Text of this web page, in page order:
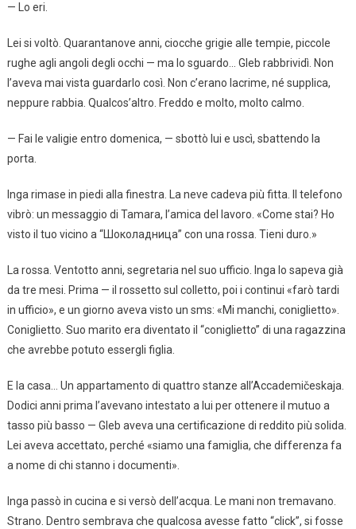
— Lo eri.
Lei si voltò. Quarantanove anni, ciocche grigie alle tempie, piccole
rughe agli angoli degli occhi — ma lo sguardo… Gleb rabbrividì. Non
l’aveva mai vista guardarlo così. Non c’erano lacrime, né supplica,
neppure rabbia. Qualcos’altro. Freddo e molto, molto calmo.
— Fai le valigie entro domenica, — sbottò lui e uscì, sbattendo la
porta.
Inga rimase in piedi alla finestra. La neve cadeva più fitta. Il telefono
vibrò: un messaggio di Tamara, l’amica del lavoro. «Come stai? Ho
visto il tuo vicino a “Шоколадница” con una rossa. Tieni duro.»
La rossa. Ventotto anni, segretaria nel suo ufficio. Inga lo sapeva già
da tre mesi. Prima — il rossetto sul colletto, poi i continui «farò tardi
in ufficio», e un giorno aveva visto un sms: «Mi manchi, coniglietto».
Coniglietto. Suo marito era diventato il “coniglietto” di una ragazzina
che avrebbe potuto essergli figlia.
E la casa… Un appartamento di quattro stanze all’Accademičeskaja.
Dodici anni prima l’avevano intestato a lui per ottenere il mutuo a
tasso più basso — Gleb aveva una certificazione di reddito più solida.
Lei aveva accettato, perché «siamo una famiglia, che differenza fa
a nome di chi stanno i documenti».
Inga passò in cucina e si versò dell’acqua. Le mani non tremavano.
Strano. Dentro sembrava che qualcosa avesse fatto “click”, si fosse